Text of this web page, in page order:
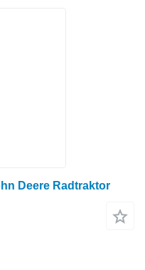
Deere Radtraktor